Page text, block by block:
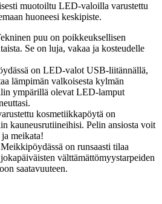
muotoiltu LED-valoilla varustettu
huoneesi keskipiste.
puu on poikkeuksellisen
Se on luja, vakaa ja kosteudelle
on LED-valot USB-liitännällä,
lämpimän valkoisesta kylmän
ympärillä olevat LED-lamput
kosmetiikkapöytä on
kauneusrutiineihisi. Pelin ansiosta voit
meikata!
on runsaasti tilaa
välttämättömyystarpeiden
saatavuuteen.